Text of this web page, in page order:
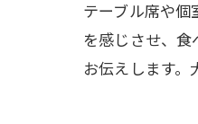
テーブル席や
を感じさせ、
お伝えします。